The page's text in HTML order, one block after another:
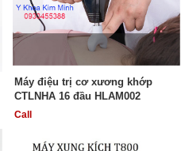
Máy điệu trị cơ xương khớp
CTLNHA 16 đầu HLAM002
Call